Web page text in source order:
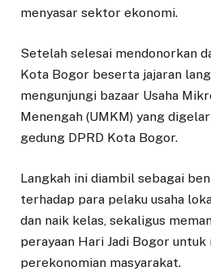
menyasar sektor ekonomi.
​Setelah selesai mendonorkan
Kota Bogor beserta jajaran
mengunjungi bazaar Usaha
Menengah (UMKM) yang
gedung DPRD Kota Bogor.
​Langkah ini diambil sebagai
terhadap para pelaku usaha
dan naik kelas, sekaligus
perayaan Hari Jadi Bogor
perekonomian masyarakat.